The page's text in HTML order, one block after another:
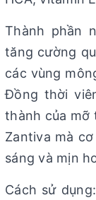
Thành phần
tăng cường
các vùng
Đồng thời
thành của mỡ
Zantiva mà
sáng và mịn
Cách sử